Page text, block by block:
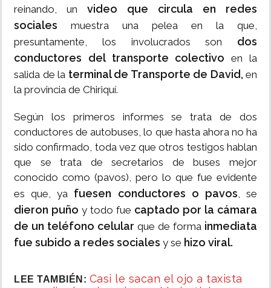
reinando, un video que circula en redes
sociales muestra una pelea en la que,
presuntamente, los involucrados son dos
conductores del transporte colectivo en la
salida de la terminal de Transporte de David, en
la provincia de Chiriquí.
Según los primeros informes se trata de dos
conductores de autobuses, lo que hasta ahora no ha
sido confirmado, toda vez que otros testigos hablan
que se trata de secretarios de buses mejor
conocido como (pavos), pero lo que fue evidente
es que, ya fuesen conductores o pavos, se
dieron puño y todo fue captado por la cámara
de un teléfono celular que de forma inmediata
fue subido a redes sociales y se hizo viral.
LEE TAMBIÉN: Casi le sacan el ojo a taxista